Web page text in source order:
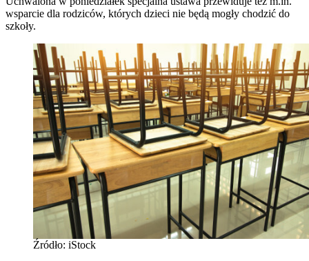
wsparcie dla rodziców, których dzieci nie będą mogły chodzić do
szkoły.
Źródło: iStock